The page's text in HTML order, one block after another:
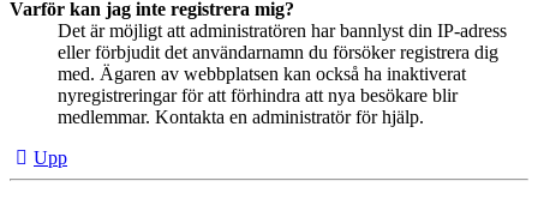
Varför kan jag inte registrera mig?
Det är möjligt att administratören har bannlyst din IP-adress
eller förbjudit det användarnamn du försöker registrera dig
med. Ägaren av webbplatsen kan också ha inaktiverat
nyregistreringar för att förhindra att nya besökare blir
medlemmar. Kontakta en administratör för hjälp.
Upp